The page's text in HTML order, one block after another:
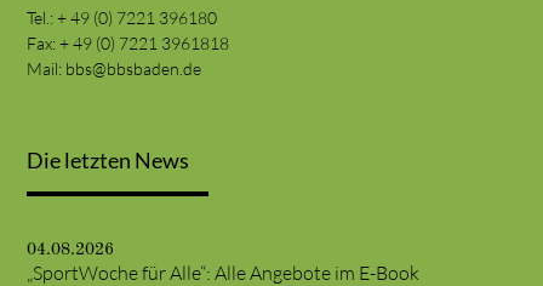
Tel.: + 49 (0) 7221 396180
Fax: + 49 (0) 7221 3961818
Mail: bbs@bbsbaden.de
Die letzten News
04.08.2026
„SportWoche für Alle“: Alle Angebote im E-Book